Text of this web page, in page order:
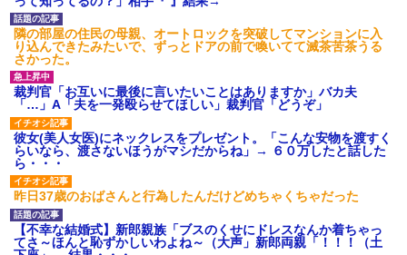
隣の部屋の住民の母親、オートロックを突破してマンションに入
り込んできたみたいで、ずっとドアの前で喚いてて滅茶苦茶うる
さかった。
裁判官「お互いに最後に言いたいことはありますか」バカ夫
「…」A「夫を一発殴らせてほしい」裁判官「どうぞ」
彼女(美人女医)にネックレスをプレゼント。「こんな安物を渡すく
らいなら、渡さないほうがマシだからね」→ ６０万したと話した
ら・・・
昨日37歳のおばさんと行為したんだけどめちゃくちゃだった
【不幸な結婚式】新郎親族「ブスのくせにドレスなんか着ちゃっ
てさ～ほんと恥ずかしいわよね～（大声」新郎両親「！！！（土